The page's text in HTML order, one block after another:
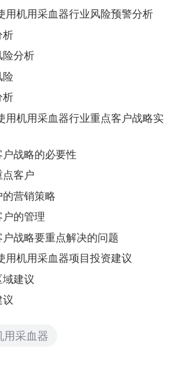
用机用采血器行业风险预警分析
析
险分析
险
析
用机用采血器行业重点客户战略实
战略的必要性
点客户
营销策略
户的管理
战略要重点解决的问题
用机用采血器项目投资建议
建议
用采血器